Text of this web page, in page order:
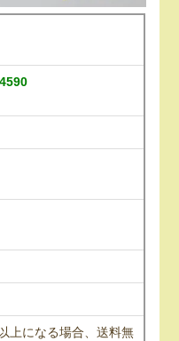
上になる場合、送料無